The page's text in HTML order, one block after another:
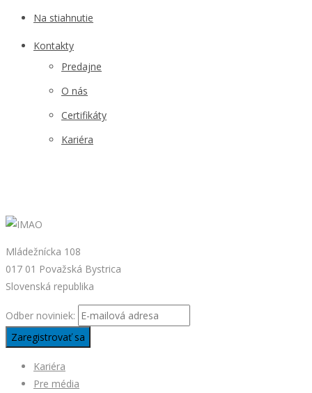
Na stiahnutie
Kontakty
Predajne
O nás
Certifikáty
Kariéra
Mládežnícka 108
017 01 Považská Bystrica
Slovenská republika
Odber noviniek:
Kariéra
Pre média